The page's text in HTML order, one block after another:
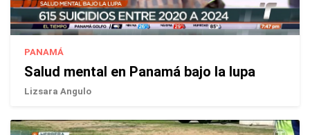
PANAMÁ
Salud mental en Panamá bajo la lupa
Lizsara Angulo